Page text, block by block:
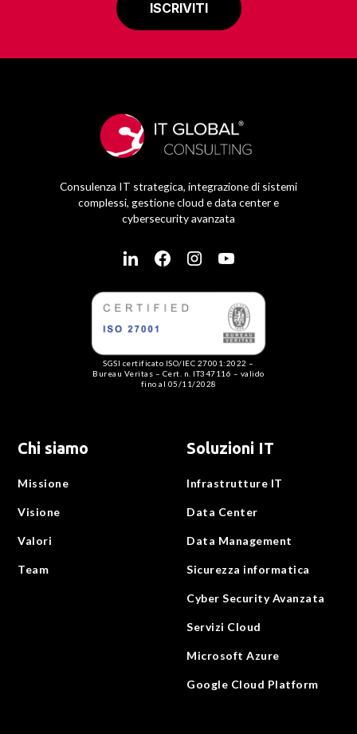
Consulenza IT strategica, integrazione di sistemi
complessi, gestione cloud e data center e
cybersecurity avanzata
SGSI certificato ISO/IEC 27001:2022 –
Bureau Veritas – Cert. n. IT347116 – valido
fino al 05/11/2028
Chi siamo
Missione
Visione
Valori
Team
Soluzioni IT
Infrastrutture IT
Data Center
Data Management
Sicurezza informatica
Cyber Security Avanzata
Servizi Cloud
Microsoft Azure
Google Cloud Platform